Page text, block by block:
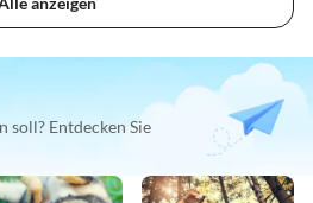
soll? Entdecken Sie